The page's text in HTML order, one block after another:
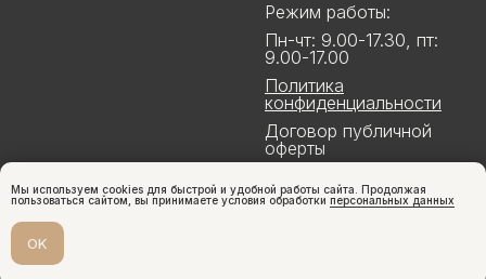
Мы используем cookies для быстрой и удобной работы сайта. Продолжая
пользоваться сайтом, вы принимаете условия обработки персональных данных
OK
Режим работы:
Пн-чт: 9.00-17.30, пт:
9.00-17.00
Политика
конфиденциальности
Договор публичной
оферты